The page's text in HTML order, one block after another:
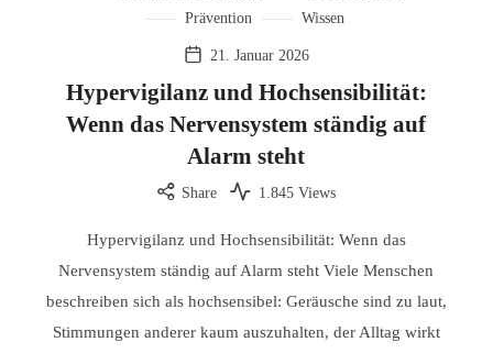
Prävention
Wissen
21. Januar 2026
Hypervigilanz und Hochsensibilität:
Wenn das Nervensystem ständig auf
Alarm steht
Share 1.845 Views
Hypervigilanz und Hochsensibilität: Wenn das
Nervensystem ständig auf Alarm steht Viele Menschen
beschreiben sich als hochsensibel: Geräusche sind zu laut,
Stimmungen anderer kaum auszuhalten, der Alltag wirkt